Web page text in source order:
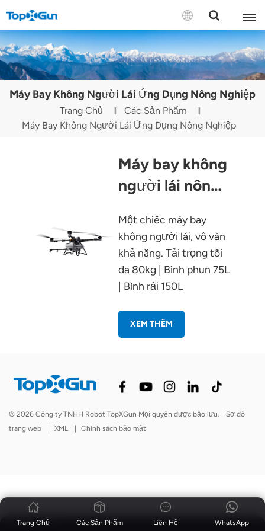
LIÊN HỆ VỚI CHÚNG TÔI
English
Español
Русский
Português(Brasil)
Tiếng Việt
Máy Bay Không Người Lái Ứng Dụng Nông Nghiệp
Trang Chủ
Các Sản Phẩm
Máy Bay Không Người Lái Ứng Dụng Nông Nghiệp
Máy bay không
người lái nông
Một chiếc máy bay
không người lái, vô vàn
khả năng. Tải trọng tối
đa 80kg | Bình phun 75L
| Bình rải 150L
XEM THÊM
Tin tức | Blog
© 2026 Công ty TNHH Robot TopXGun Mọi quyền được bảo lưu.
Sơ đồ
trang web
| XML | Chính sách bảo mật
Trang Chủ Các Sản Phẩm WhatsApp
Liên Hệ